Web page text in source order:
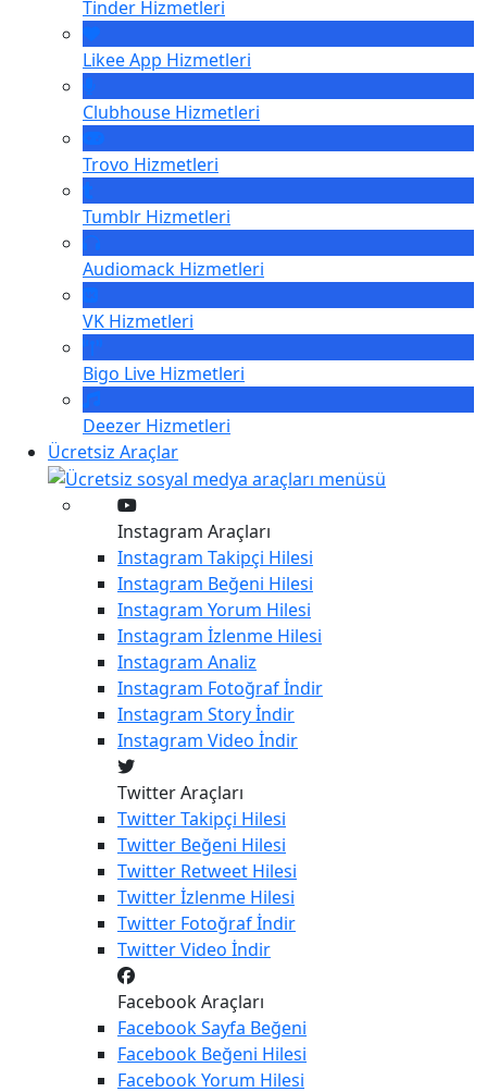
Tinder Hizmetleri
Likee App Hizmetleri
Clubhouse Hizmetleri
Trovo Hizmetleri
Tumblr Hizmetleri
Audiomack Hizmetleri
VK Hizmetleri
Bigo Live Hizmetleri
Deezer Hizmetleri
Ücretsiz Araçlar
Instagram Araçları
Instagram Takipçi Hilesi
Instagram Beğeni Hilesi
Instagram Yorum Hilesi
Instagram İzlenme Hilesi
Instagram Analiz
Instagram Fotoğraf İndir
Instagram Story İndir
Instagram Video İndir
Twitter Araçları
TwitterTakipçi Hilesi
Twitter Beğeni Hilesi
Twitter Retweet Hilesi
Twitterİzlenme Hilesi
Twitter Fotoğraf İndir
TwitterVideo İndir
Facebook Araçları
FacebookSayfa Beğeni
Facebook Beğeni Hilesi
FacebookYorum Hilesi